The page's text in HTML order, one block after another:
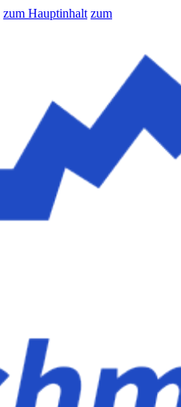
zum Hauptinhalt zum